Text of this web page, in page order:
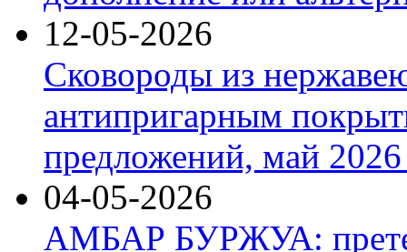
12-05-2026
Сковороды из
антипригарным
предложений, май 2026
04-05-2026
АМБАР БУРЖУА: